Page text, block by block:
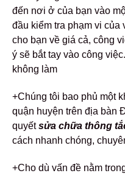
đến nơi ở của bạn vào
đầu kiểm tra phạm vi của
cho bạn về giá cả, công
ý sẽ bắt tay vào công
không làm
+Chúng tôi bao phủ một
quận huyện trên địa bàn
quyếtsửa chữa thông
cách nhanh chóng,
+Cho dù vấn đề nằm